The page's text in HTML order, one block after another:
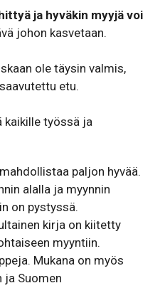
ja hyväkin myyjä voi
johon kasvetaan.
ole täysin valmis,
etu.
kaikille työssä ja
paljon hyvää.
alalla ja myynnin
on pystyssä.
kirja on kiitetty
myyntiin.
Mukana on myös
Suomen